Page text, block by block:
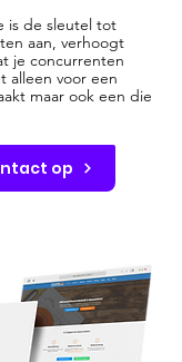
is de sleutel tot
aan, verhoogt
je concurrenten
alleen voor een
maar ook een die
op